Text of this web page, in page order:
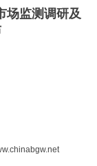
场监测调研及